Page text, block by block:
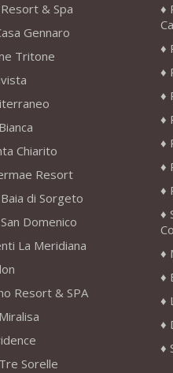
& Spa
Gennaro
Tritone
Chiarito
Resort
di Sorgeto
Domenico
La Meridiana
Resort & SPA
Sorelle